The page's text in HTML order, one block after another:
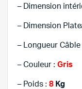
– Dimension
– Dimension
– Longueur Câble
– Couleur : Gris
– Poids : 8 Kg